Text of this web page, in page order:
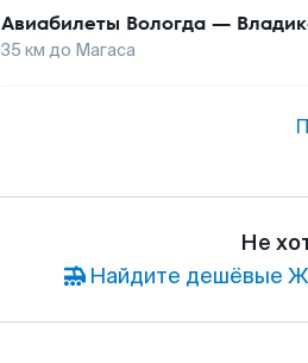
Авиабилеты Вологда —
35 км до Магаса
Не
Найдите дешёвые